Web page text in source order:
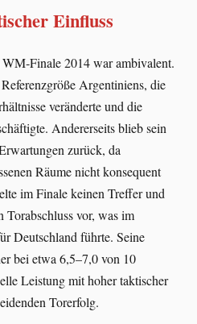
Einfluss
2014 war ambivalent.
Argentiniens, die
veränderte und die
Andererseits blieb sein
zurück, da
Räume nicht konsequent
im Finale keinen Treffer und
Torabschluss vor, was im
Deutschland führte. Seine
bei etwa 6,5–7,0 von 10
Leistung mit hoher taktischer
Torerfolg.